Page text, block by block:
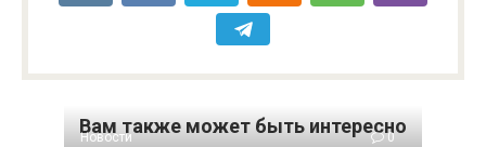
Вам также может быть интересно
Новости 0